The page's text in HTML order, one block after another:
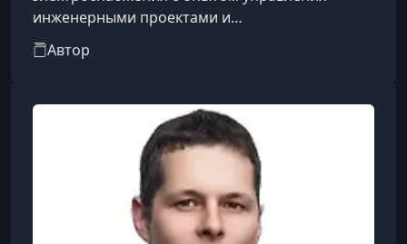
инженерными проектами и
образовательными программами. Руководил
НИОКР для ОАО РЖД и учебным центром ABB в
глубокими практическими знаниями в области
электроэнергетики и подготовки
Автор